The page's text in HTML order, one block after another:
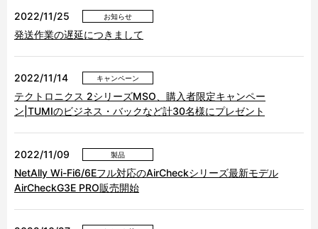
2022/11/25 お知らせ
発送作業の遅延につきまして
2022/11/14 キャンペーン
テクトロニクス 2シリーズMSO、購入者限定キャンペー
ン|TUMIのビジネス・バックなど計30名様にプレゼント
2022/11/09 製品
NetAlly Wi-Fi6/6Eフル対応のAirCheckシリーズ最新モデル
AirCheckG3E PRO販売開始